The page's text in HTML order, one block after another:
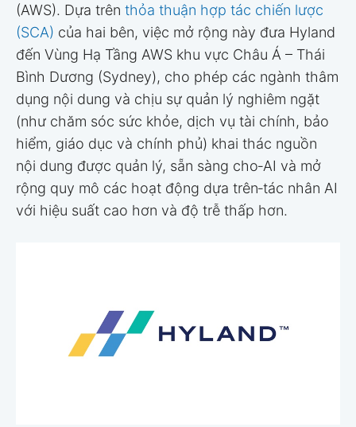
(AWS). Dựa trên thỏa thuận hợp tác chiến lược
(SCA) của hai bên, việc mở rộng này đưa Hyland
đến Vùng Hạ Tầng AWS khu vực Châu Á – Thái
Bình Dương (Sydney), cho phép các ngành thâm
dụng nội dung và chịu sự quản lý nghiêm ngặt
(như chăm sóc sức khỏe, dịch vụ tài chính, bảo
hiểm, giáo dục và chính phủ) khai thác nguồn
nội dung được quản lý, sẵn sàng cho‑AI và mở
rộng quy mô các hoạt động dựa trên‑tác nhân AI
với hiệu suất cao hơn và độ trễ thấp hơn.